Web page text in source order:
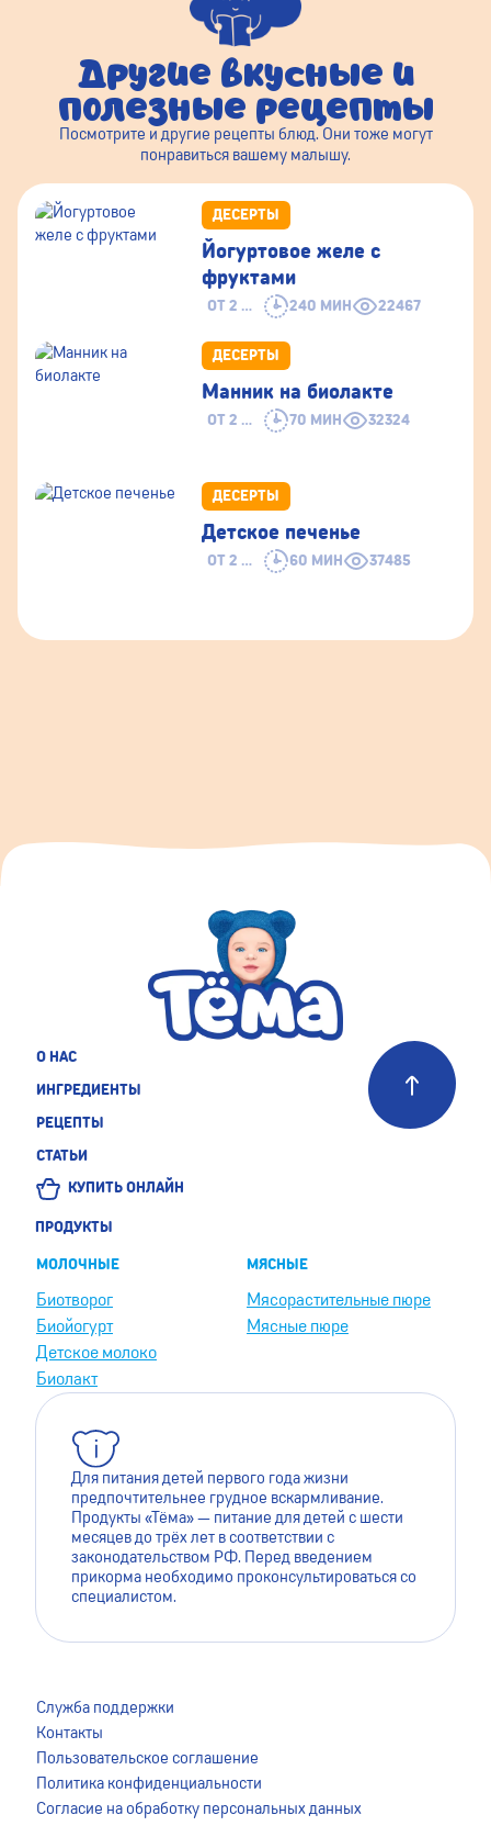
Другие вкусные и
полезные рецепты
Посмотрите и другие рецепты блюд. Они тоже могут
понравиться вашему малышу.
ДЕСЕРТЫ
ОТ 2 ЛЕТ 240 МИН 22467
Йогуртовое желе с
фруктами
ДЕСЕРТЫ
ОТ 2 ЛЕТ 70 МИН 32324
Манник на биолакте
ДЕСЕРТЫ
ОТ 2 ЛЕТ 60 МИН 37485
Детское печенье
О НАС
ИНГРЕДИЕНТЫ
РЕЦЕПТЫ
СТАТЬИ
КУПИТЬ ОНЛАЙН
ПРОДУКТЫ
МОЛОЧНЫЕ
Биотворог
Биойогурт
Детское молоко
Биолакт
МЯСНЫЕ
Мясорастительные пюре
Мясные пюре
Для питания детей первого года жизни
предпочтительнее грудное вскармливание.
Продукты «Тёма» — питание для детей с шести
месяцев до трёх лет в соответствии с
законодательством РФ. Перед введением
прикорма необходимо проконсультироваться со
специалистом.
Служба поддержки
Контакты
Пользовательское соглашение
Политика конфиденциальности
Согласие на обработку персональных данных
Это помогает нам сделать его более удобным для
пользователей. Оставаясь на сайте, вы даёте согласие на
сохранение файлов cookie на вашем устройстве. Для
более подробной информации ознакомьтесь с
Пользовательским соглашением